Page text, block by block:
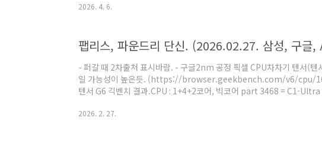
품 벤치마크 유출은 이게 최초임.CPU는 4+6코어로 나오지만 루머와 물
였음.Zen6/6c 서버용 CC..
2026. 4. 6.
팹리스, 파운드리 단신. (2026.02.27. 삼성, 구글,
- 퍼갈 때 2차출처 표시바람. - 구글2nm 공정 픽셀 CPU차차기 텐서(
일 가능성이 높은듯. (https://browser.geekbench.com/v6/cpu/
텐서 G6 긱벤치 결과.CPU : 1+4+2코어, 빅코어 part 3468 = C1-
614MHz~2.65GHzGPU : PowerVR CXTP-48-1536 Kodiak은 픽셀11
2026. 2. 27.